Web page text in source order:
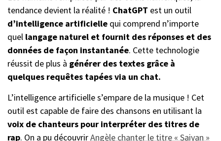
tendance devient la réalité ! ChatGPT est un outil
d’intelligence artificielle qui comprend n’importe
quel langage naturel et fournit des réponses et des
données de façon instantanée. Cette technologie
réussit de plus à générer des textes grâce à
quelques requêtes tapées via un chat.
L’intelligence artificielle s’empare de la musique ! Cet
outil est capable de faire des chansons en utilisant la
voix de chanteurs pour interpréter des titres de
rap. On a pu découvrirAngèle chanter le titre « Saiyan »